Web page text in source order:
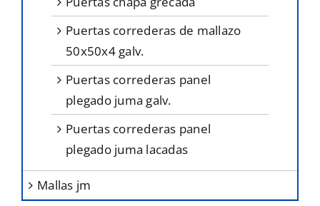
puertas correderas de mallazo
50x50x4 galv.
puertas correderas panel
plegado juma galv.
puertas correderas panel
plegado juma lacadas
mallas jm